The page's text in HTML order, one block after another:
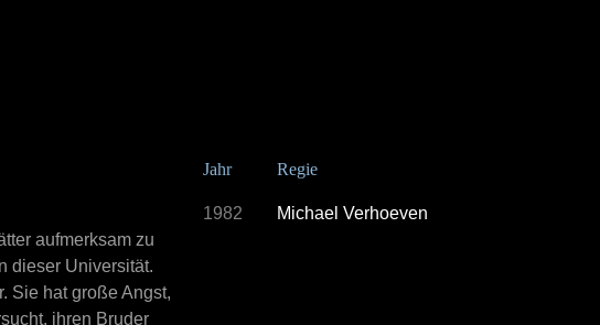
Jahr Regie
aufmerksam zu
dieser Universität.
Sie hat große Angst,
ihren Bruder
1982 Michael Verhoeven